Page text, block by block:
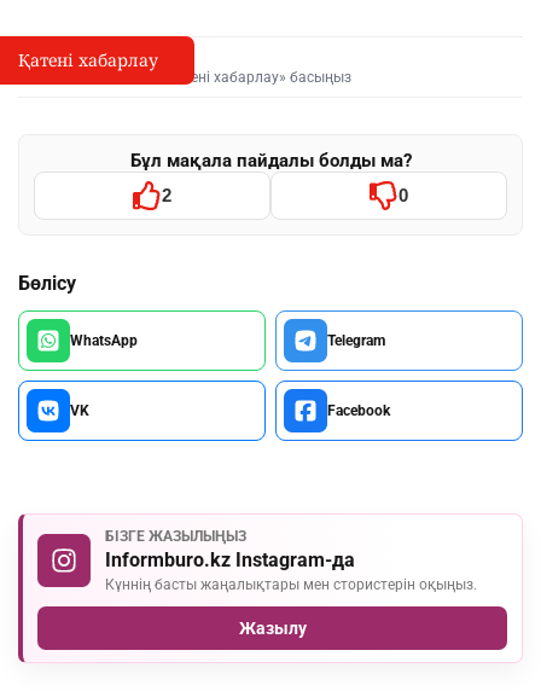
I
Қате туралы хабарлау
Мәтінді белгілеп, «Қатені хабарлау» басыңыз
Бұл мақала пайдалы болды ма?
2 0
Бөлісу
WhatsApp Telegram
VK Facebook
БІЗГЕ ЖАЗЫЛЫҢЫЗ
Informburo.kz Instagram-да
Күннің басты жаңалықтары мен стористерін оқыңыз.
Жазылу
Қатені хабарлау